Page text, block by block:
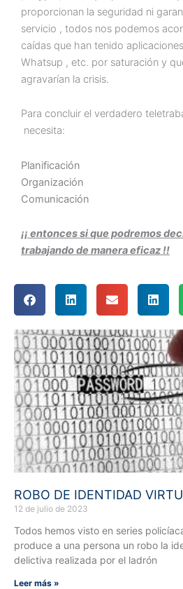
proporcionan la seguridad ni
servicio , todos nos podemos
caídas que han tenido
Whatsup , etc. por saturación y
agravarían la crisis.
Para concluir el verdadero
necesita:
Planificación
Organización
Comunicación
¡¡ entonces si que podremos
trabajando de manera eficaz !!
ROBO DE IDENTIDAD
12 de julio de 2023
Todos hemos visto en series
produce a una persona un robo la
delictiva realizada por el ladrón
Leer más »